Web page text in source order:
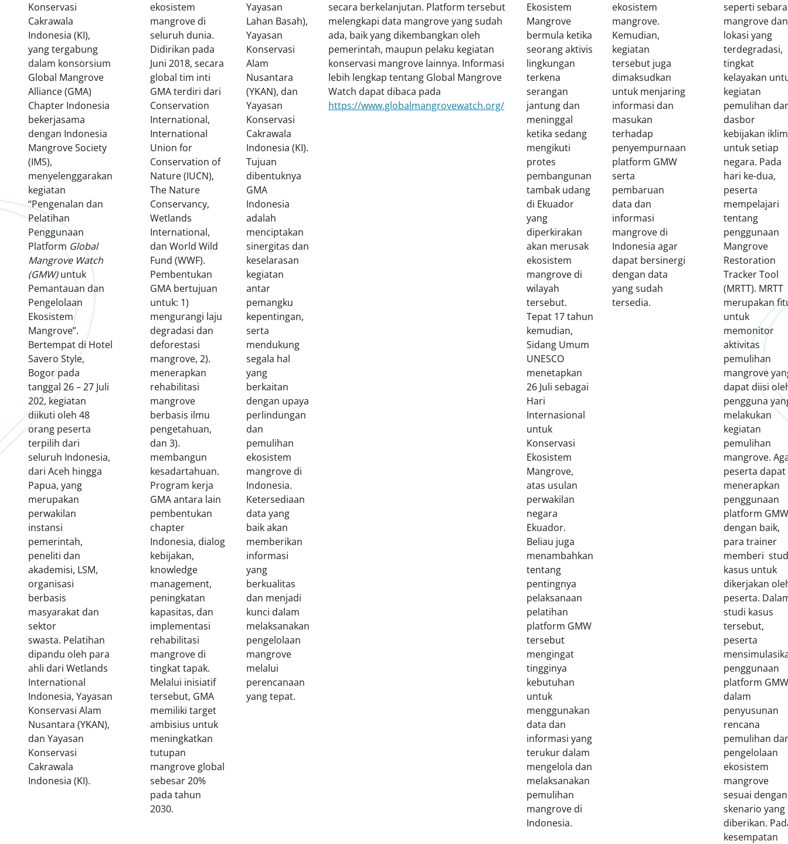
Konservasi
Cakrawala
Indonesia (KI),
yang tergabung
dalam konsorsium
Global Mangrove
Alliance (GMA)
Chapter Indonesia
bekerjasama
dengan Indonesia
Mangrove Society
(IMS),
menyelenggarakan
kegiatan
“Pengenalan dan
Pelatihan
Penggunaan
Platform Global
Mangrove Watch
(GMW)untuk
Pemantauan dan
Pengelolaan
Ekosistem
Mangrove”.
Bertempat di Hotel
Savero Style,
Bogor pada
tanggal 26 – 27 Juli
202, kegiatan
diikuti oleh 48
orang peserta
terpilih dari
seluruh Indonesia,
dari Aceh hingga
Papua, yang
merupakan
perwakilan
instansi
pemerintah,
peneliti dan
akademisi, LSM,
organisasi
berbasis
masyarakat dan
sektor
swasta. Pelatihan
dipandu oleh para
ahli dari Wetlands
International
Indonesia, Yayasan
Konservasi Alam
Nusantara (YKAN),
dan Yayasan
Konservasi
Cakrawala
Indonesia (KI).
ekosistem
mangrove di
seluruh dunia.
Didirikan pada
Juni 2018, secara
global tim inti
GMA terdiri dari
Conservation
International,
International
Union for
Conservation of
Nature (IUCN),
The Nature
Conservancy,
Wetlands
International,
dan World Wild
Fund (WWF).
Pembentukan
GMA bertujuan
untuk: 1)
mengurangi laju
degradasi dan
deforestasi
mangrove, 2).
menerapkan
rehabilitasi
mangrove
berbasis ilmu
pengetahuan,
dan 3).
membangun
kesadartahuan.
Program kerja
GMA antara lain
pembentukan
chapter
Indonesia, dialog
kebijakan,
knowledge
management,
peningkatan
kapasitas, dan
implementasi
rehabilitasi
mangrove di
tingkat tapak.
Melalui inisiatif
tersebut, GMA
memiliki target
ambisius untuk
meningkatkan
tutupan
mangrove global
sebesar 20%
pada tahun
2030.
Yayasan
Lahan Basah),
Yayasan
Konservasi
Alam
Nusantara
(YKAN), dan
Yayasan
Konservasi
Cakrawala
Indonesia (KI).
Tujuan
dibentuknya
GMA
Indonesia
adalah
menciptakan
sinergitas dan
keselarasan
kegiatan
antar
pemangku
kepentingan,
serta
mendukung
segala hal
yang
berkaitan
dengan upaya
perlindungan
dan
pemulihan
ekosistem
mangrove di
Indonesia.
Ketersediaan
data yang
baik akan
memberikan
informasi
yang
berkualitas
dan menjadi
kunci dalam
melaksanakan
pengelolaan
mangrove
melalui
perencanaan
yang tepat.
secara berkelanjutan. Platform tersebut
melengkapi data mangrove yang sudah
ada, baik yang dikembangkan oleh
pemerintah, maupun pelaku kegiatan
konservasi mangrove lainnya. Informasi
lebih lengkap tentang Global Mangrove
Watch dapat dibaca pada
https://www.globalmangrovewatch.org/
Ekosistem
Mangrove
bermula ketika
seorang aktivis
lingkungan
terkena
serangan
jantung dan
meninggal
ketika sedang
mengikuti
protes
pembangunan
tambak udang
di Ekuador
yang
diperkirakan
akan merusak
ekosistem
mangrove di
wilayah
tersebut.
Tepat 17 tahun
kemudian,
Sidang Umum
UNESCO
menetapkan
26 Juli sebagai
Hari
Internasional
untuk
Konservasi
Ekosistem
Mangrove,
atas usulan
perwakilan
negara
Ekuador.
Beliau juga
menambahkan
tentang
pentingnya
pelaksanaan
pelatihan
platform GMW
tersebut
mengingat
tingginya
kebutuhan
untuk
menggunakan
data dan
informasi yang
terukur dalam
mengelola dan
melaksanakan
pemulihan
mangrove di
Indonesia.
ekosistem
mangrove.
Kemudian,
kegiatan
tersebut juga
dimaksudkan
untuk menjaring
informasi dan
masukan
terhadap
penyempurnaan
platform GMW
serta
pembaruan
data dan
informasi
mangrove di
Indonesia agar
dapat bersinergi
dengan data
yang sudah
tersedia.
seperti
mangrove dan
lokasi yang
terdegradasi,
tingkat
kelayakan
kegiatan
pemulihan
dasbor
kebijakan iklim
untuk setiap
negara. Pada
hari ke-dua,
peserta
mempelajari
tentang
penggunaan
Mangrove
Restoration
Tracker Tool
(MRTT). MRTT
merupakan
untuk
memonitor
aktivitas
pemulihan
mangrove
dapat diisi
pengguna
melakukan
kegiatan
pemulihan
mangrove.
peserta dapat
menerapkan
penggunaan
platform GMW
dengan baik,
para trainer
memberi
kasus untuk
dikerjakan
peserta.
studi kasus
tersebut,
peserta
penggunaan
platform GMW
dalam
penyusunan
rencana
pemulihan
pengelolaan
ekosistem
mangrove
sesuai dengan
skenario yang
diberikan.
kesempatan